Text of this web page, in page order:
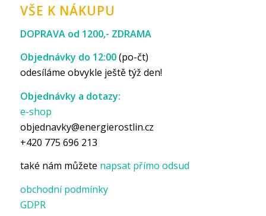
VŠE K NÁKUPU
DOPRAVA od 1200,- ZDRAMA
Objednávky do 12:00(po-čt)
odesíláme obvykle ještě týž den!
Objednávky a dotazy:
e-shop
objednavky@energierostlin.cz
+420 775 696 213
také nám můžete napsat přímo odsud
obchodní podmínky
GDPR